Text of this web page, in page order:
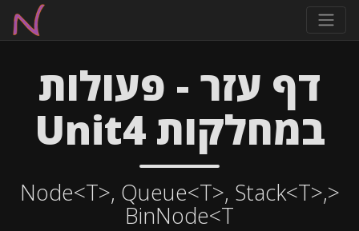
דף עזר - פעולות
במחלקות Unit4
<Node<T>, Queue<T>, Stack<T>,
BinNode<T